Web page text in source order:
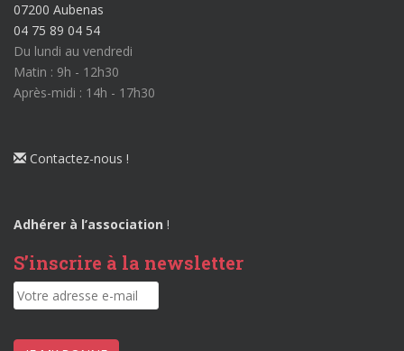
07200 Aubenas
04 75 89 04 54
Du lundi au vendredi
Matin : 9h - 12h30
Après-midi : 14h - 17h30
Contactez-nous !
Adhérer à l’association !
S’inscrire à la newsletter